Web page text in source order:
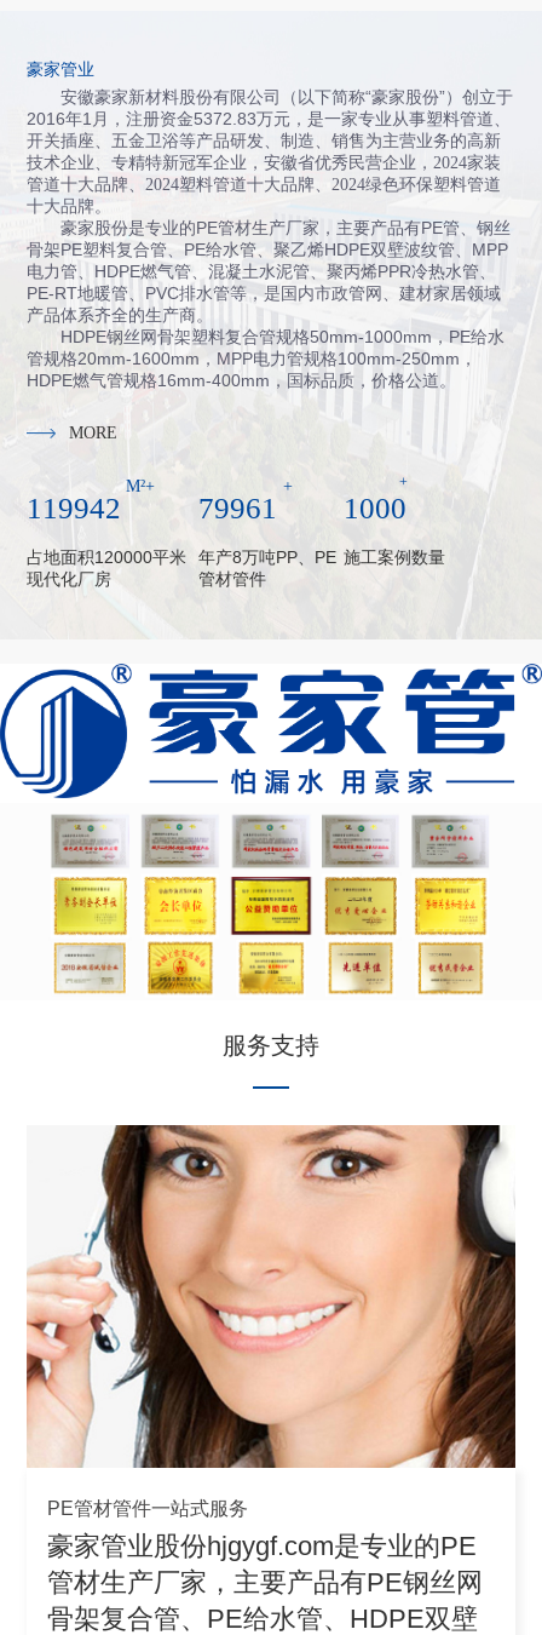
豪家管业
安徽豪家新材料股份有限公司（以下简称“豪家股份”）创立于
2016年1月，注册资金5372.83万元，是一家专业从事塑料管道、
开关插座、五金卫浴等产品研发、制造、销售为主营业务的高新
技术企业、专精特新冠军企业，安徽省优秀民营企业， 2024家装
管道十大品牌
2024塑料管道十大品牌 2024绿色环保塑料管道
十大品牌 。
豪家股份是专业的PE管材生产厂家，主要产品有PE管、钢丝
骨架PE塑料复合管、PE给水管、聚乙烯HDPE双壁波纹管、MPP
电力管、HDPE燃气管、混凝土水泥管、聚丙烯PPR冷热水管、
PE-RT地暖管、PVC排水管等，是国内市政管网、建材家居领域
产品体系齐全的生产商。
HDPE钢丝网骨架塑料复合管规格50mm-1000mm，PE给水
管规格20mm-1600mm，MPP电力管规格100mm-250mm，
HDPE燃气管规格16mm-400mm，国标品质，价格公道。
MORE
120000
M²+
占地面积120000平米
现代化厂房
80000
+
年产8万吨PP、PE
管材管件
1000
+
施工案例数量
服务支持
PE管材管件一站式服务
豪家管业股份hjgygf.com是专业的PE
管材生产厂家，主要产品有PE钢丝网
骨架复合管、PE给水管、HDPE双壁